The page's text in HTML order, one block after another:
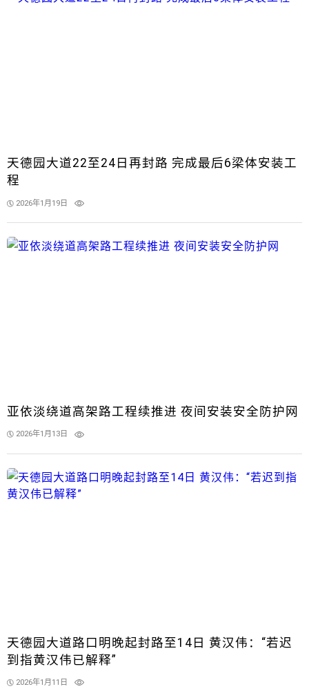
天德园大道22至24日再封路 完成最后6梁体安装工
程
2026年1月19日
亚依淡绕道高架路工程续推进 夜间安装安全防护网
2026年1月13日
天德园大道路口明晚起封路至14日 黄汉伟：“若迟
到指黄汉伟已解释”
2026年1月11日